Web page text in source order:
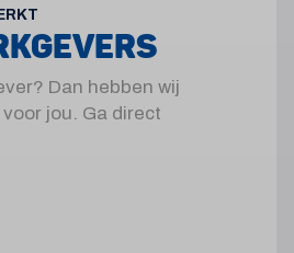
Dan hebben wij
jou. Ga direct